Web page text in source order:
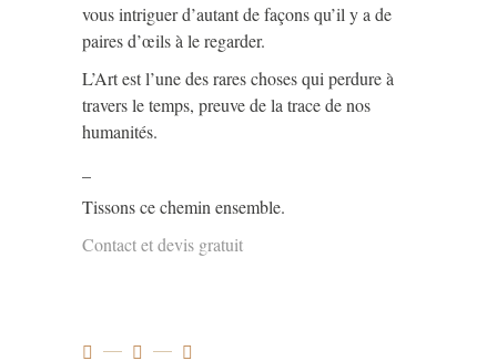
vous intriguer d’autant de façons qu’il y a de
paires d’œils à le regarder.
L’Art est l’une des rares choses qui perdure à
travers le temps, preuve de la trace de nos
humanités.
Tissons ce chemin ensemble.
Contact et devis gratuit